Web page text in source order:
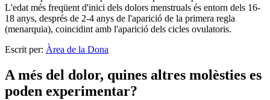
L'edat més freqüent d'inici dels dolors menstruals és entorn dels 16-
18 anys, després de 2-4 anys de l'aparició de la primera regla
(menarquia), coincidint amb l'aparició dels cicles ovulatoris.
Escrit per: Àrea de la Dona
A més del dolor, quines altres molèsties es
poden experimentar?